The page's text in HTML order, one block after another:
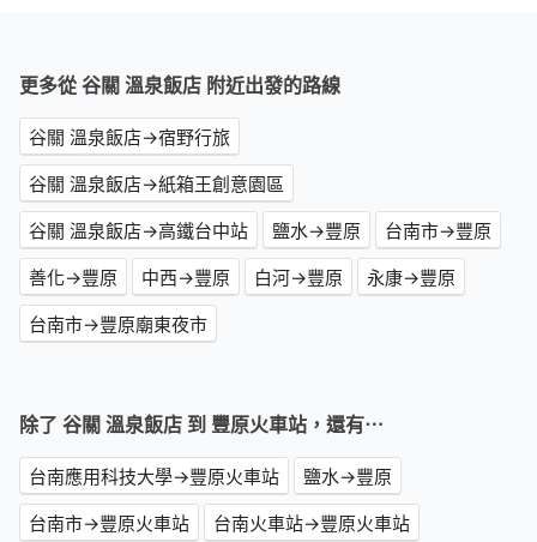
更多從 谷關 溫泉飯店 附近出發的路線
谷關 溫泉飯店→宿野行旅
谷關 溫泉飯店→紙箱王創意園區
谷關 溫泉飯店→高鐵台中站
鹽水→豐原
台南市→豐原
善化→豐原
中西→豐原 白河→豐原
永康→豐原
台南市→豐原廟東夜市
除了 谷關 溫泉飯店 到 豐原火車站，還有⋯
台南應用科技大學→豐原火車站
鹽水→豐原
台南市→豐原火車站
台南火車站→豐原火車站